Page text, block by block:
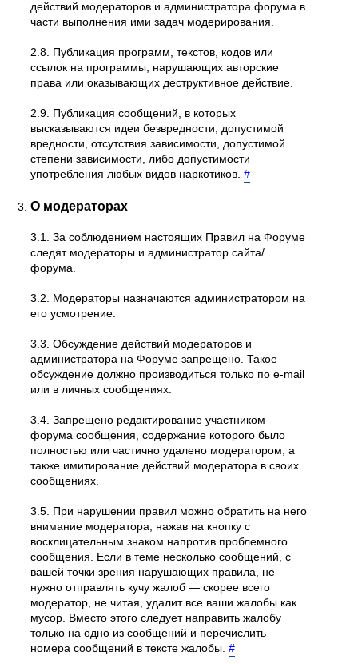
действий модеpатоpов и администратора форума в
части выполнения ими задач модерирования.
2.8. Публикация программ, текстов, кодов или
ссылок на программы, нарушающих авторские
права или оказывающих деструктивное действие.
2.9. Публикация сообщений, в которых
высказываются идеи безвредности, допустимой
вредности, отсутствия зависимости, допустимой
степени зависимости, либо допустимости
употребления любых видов наркотиков.#
О модераторах
3.1. За соблюдением настоящих Правил на Форуме
следят модераторы и администратор сайта/
форума.
3.2. Модераторы назначаются администратором на
его усмотрение.
3.3. Обсуждение действий модераторов и
администратора на Форуме запрещено. Такое
обсуждение должно производиться только по e-mail
или в личных сообщениях.
3.4. Запрещено редактирование участником
форума сообщения, содержание которого было
полностью или частично удалено модератором, а
также имитирование действий модератора в своих
сообщениях.
3.5. При нарушении правил можно обратить на него
внимание модератора, нажав на кнопку с
восклицательным знаком напротив проблемного
сообщения. Если в теме несколько сообщений, с
вашей точки зрения нарушающих правила, не
нужно отправлять кучу жалоб — скорее всего
модератор, не читая, удалит все ваши жалобы как
мусор. Вместо этого следует направить жалобу
только на одно из сообщений и перечислить
номера сообщений в тексте жалобы.#